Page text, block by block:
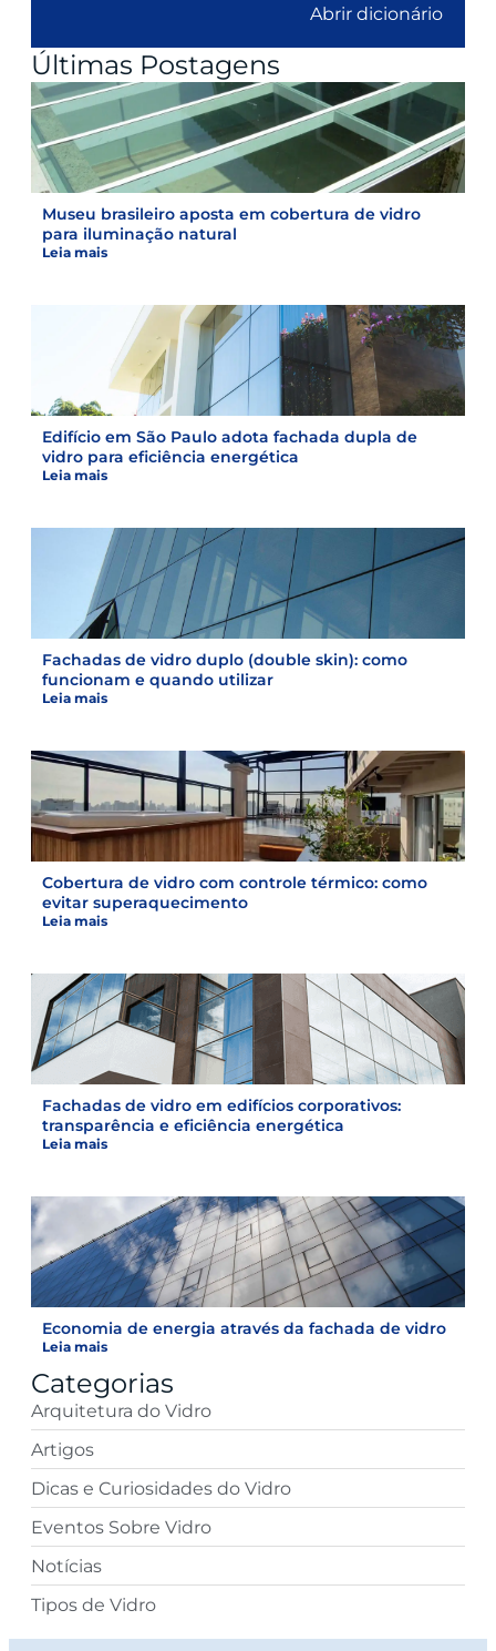
Abrir dicionário
Últimas Postagens
Museu brasileiro aposta em cobertura de vidro
para iluminação natural
Leia mais
Edifício em São Paulo adota fachada dupla de
vidro para eficiência energética
Leia mais
Fachadas de vidro duplo (double skin): como
funcionam e quando utilizar
Leia mais
Cobertura de vidro com controle térmico: como
evitar superaquecimento
Leia mais
Fachadas de vidro em edifícios corporativos:
transparência e eficiência energética
Leia mais
Economia de energia através da fachada de vidro
Leia mais
Categorias
Arquitetura do Vidro
Artigos
Dicas e Curiosidades do Vidro
Eventos Sobre Vidro
Notícias
Tipos de Vidro